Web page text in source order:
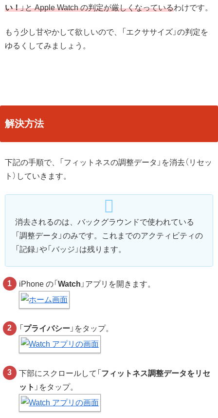
い！」と Apple Watch の判定が厳しくなっているわけです。
もう少し甘やかして欲しいので、「エクササイズ」の判定を
ゆるくしてみましょう。
解決方法
下記の手順で、「フィットネスの調整データ」を消去（リセッ
ト）していきます。
消去されるのは、バックグラウンドで使われている
「調整データ」のみです。これまでのアクティビティの
「記録」や「バッジ」は残ります。
iPhone の「Watch 」アプリを開きます。
「 プライバシー 」をタップ。
下部にスクロールして「 フィットネス調整データをリセ
ット 」をタップ。